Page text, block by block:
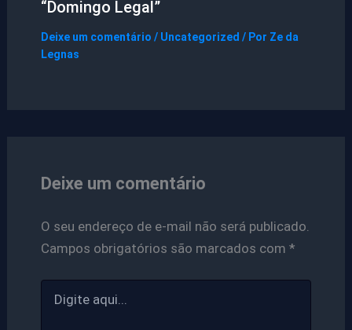
“Domingo Legal”
Deixe um comentário / Uncategorized / Por Ze da
Legnas
Deixe um comentário
O seu endereço de e-mail não será publicado.
Campos obrigatórios são marcados com *
aqui...